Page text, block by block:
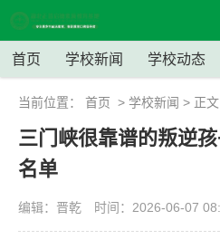
首页 学校新闻 学校动态
当前位置： 首页 > 学校新闻 > 正文
三门峡很靠谱的叛逆
名单
编辑：晋乾 时间：2026-06-07